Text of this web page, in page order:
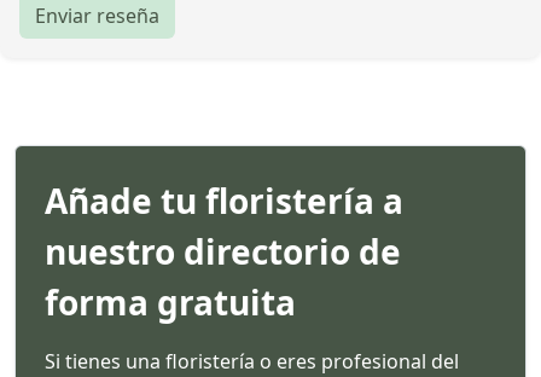
Enviar reseña
Añade tu floristería a
nuestro directorio de
forma gratuita
Si tienes una floristería o eres profesional del